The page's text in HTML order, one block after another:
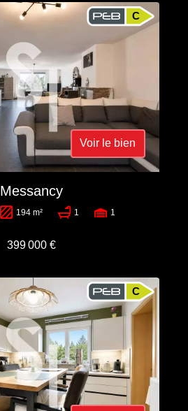
Voir le bien
C
Messancy
194 m² 1 1
399 000 €
C